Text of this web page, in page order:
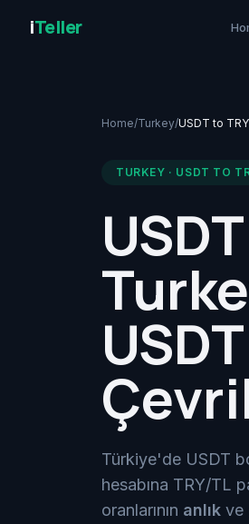
iTeller
Home/Turkey/USDT to TRY
TURKEY · USDT TO
Türkiye'de USDT
hesabına TRY/TL
oranlarının anlık ve